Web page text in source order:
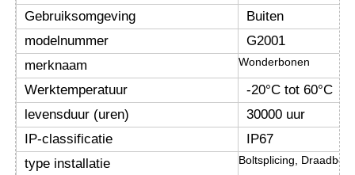
LED -gaasdisplay
LED transparant filmscherm
Doorzichtig LED-display
Gebruiksomgeving
Buiten
modelnummer
G2001
merknaam
Wonderbonen
Werktemperatuur
-20°C tot 60°C
levensduur (uren)
30000 uur
IP-classificatie
IP67
type installatie
Boltsplicing,